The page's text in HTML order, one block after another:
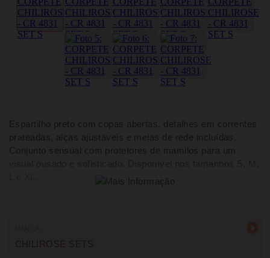
Espartilho preto com copas abertas, detalhes em correntes
prateadas, alças ajustáveis e meias de rede incluídas.
Conjunto sensual com protetores de mamilos para um
CHILIROSE SETS